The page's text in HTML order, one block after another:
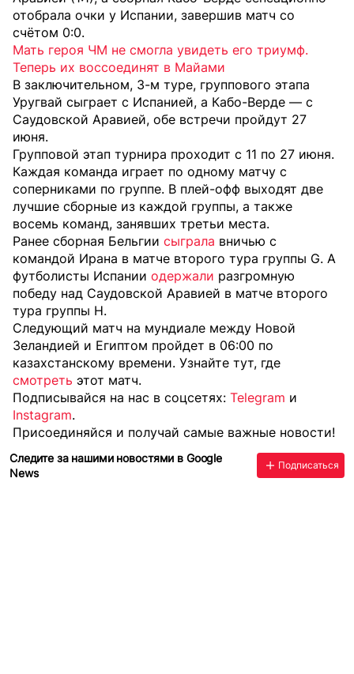
отобрала очки у Испании, завершив матч со
счётом 0:0.
Мать героя ЧМ не смогла увидеть его триумф.
Теперь их воссоединят в Майами
В заключительном, 3-м туре, группового этапа
Уругвай сыграет с Испанией, а Кабо-Верде — с
Саудовской Аравией, обе встречи пройдут 27
июня.
Групповой этап турнира проходит с 11 по 27 июня.
Каждая команда играет по одному матчу с
соперниками по группе. В плей-офф выходят две
лучшие сборные из каждой группы, а также
восемь команд, занявших третьи места.
Ранее сборная Бельгии сыграла вничью с
командой Ирана в матче второго тура группы G. А
футболисты Испании одержали разгромную
победу над Саудовской Аравией в матче второго
тура группы H.
Следующий матч на мундиале между Новой
Зеландией и Египтом пройдет в 06:00 по
казахстанскому времени. Узнайте тут, где
смотреть этот матч.
Подписывайся на нас в соцсетях: Telegram и
Instagram.
Присоединяйся и получай самые важные новости!
Следите за нашими новостями в Google
News
Подписаться